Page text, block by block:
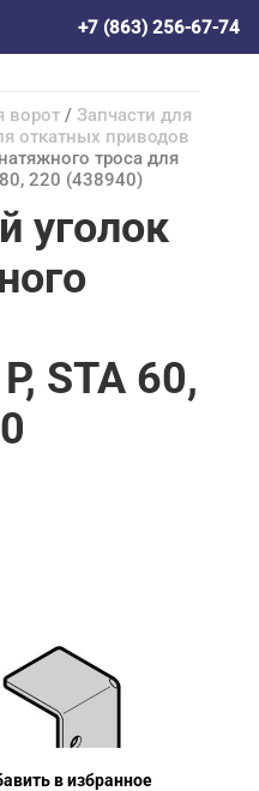
+7 (863) 256-67-74
ворот / Запчасти для
откатных приводов
троса для
220 (438940)
уголок
STA 60,
в избранное